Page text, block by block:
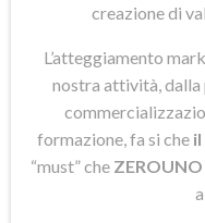
creazione di
L’atteggiamento
nostra attività,
formazione, fa si che
“must” che